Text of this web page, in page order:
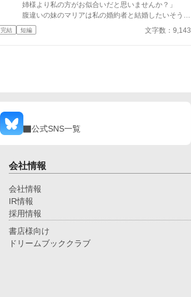
姉様より私の方がお似合いだと思いませんか？」
腹違いの妹のマリアは私の婚約者と結婚したいそう
だ。私は平民の娘だから譲るのが当然らしい。 マ
リアと義母は私のことを『平民の娘』だといつも見下
完結 短編 文字数：9,143
公式SNS一覧
会社情報
会社情報
IR情報
採用情報
書店様向け
ドリームブッククラブ